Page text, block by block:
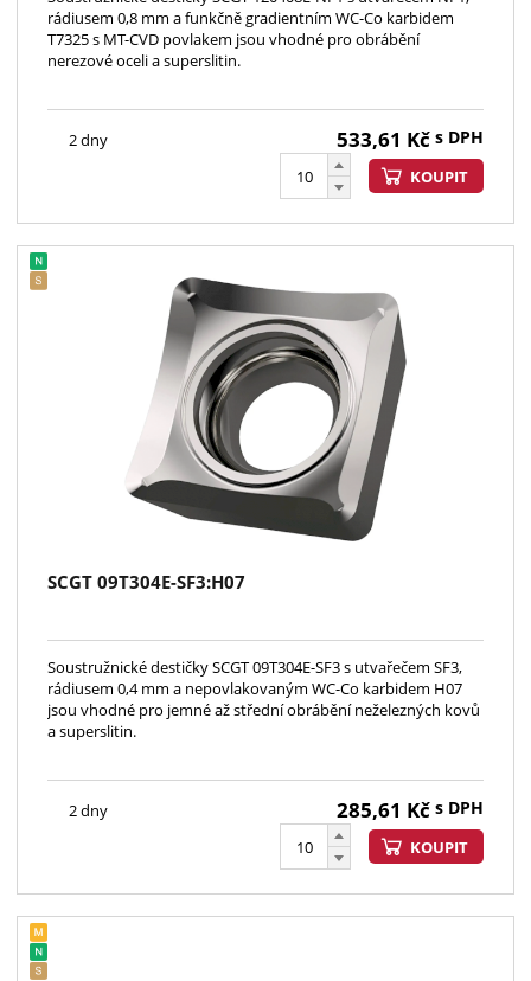
rádiusem 0,8 mm a funkčně gradientním WC-Co karbidem
T7325 s MT-CVD povlakem jsou vhodné pro obrábění
nerezové oceli a superslitin.
2 dny 533,61 Kč s DPH
KOUPIT
SCGT 09T304E-SF3:H07
Soustružnické destičky SCGT 09T304E-SF3 s utvařečem SF3,
rádiusem 0,4 mm a nepovlakovaným WC-Co karbidem H07
jsou vhodné pro jemné až střední obrábění neželezných kovů
a superslitin.
2 dny 285,61 Kč s DPH
KOUPIT